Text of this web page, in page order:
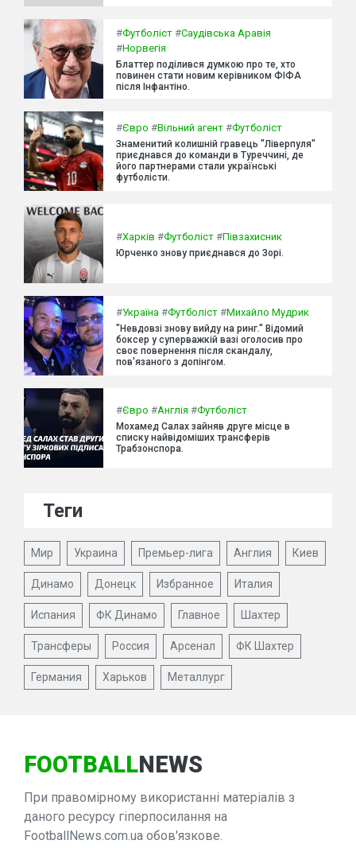
#Футболіст #Саудівська Аравія
#Норвегія
Блаттер поділився думкою про те, хто
повинен стати новим керівником ФІФА
після Інфантіно.
#Євро #Вільний агент #Футболіст
Знаменитий колишній гравець "Ліверпуля"
приєднався до команди в Туреччині, де
його партнерами стали українські
футболісти.
#Харків #Футболіст #Півзахисник
Юрченко знову приєднався до Зорі.
#Україна #Футболіст #Михайло Мудрик
"Невдовзі знову вийду на ринг." Відомий
боксер у суперважкій вазі оголосив про
своє повернення після скандалу,
пов'язаного з допінгом.
#Євро #Англія #Футболіст
Мохамед Салах зайняв друге місце в
списку найвідоміших трансферів
Трабзонспора.
Теги
Мир Украина Премьер-лига Англия Киев
Динамо Донецк Избранное Италия
Испания ФК Динамо Главное Шахтер
Трансферы Россия Арсенал ФК Шахтер
Германия Харьков Металлург
FOOTBALLNEWS
При правомірному використанні матеріалів з
даного ресурсу гіперпосилання на
FootballNews.com.ua обов'язкове.